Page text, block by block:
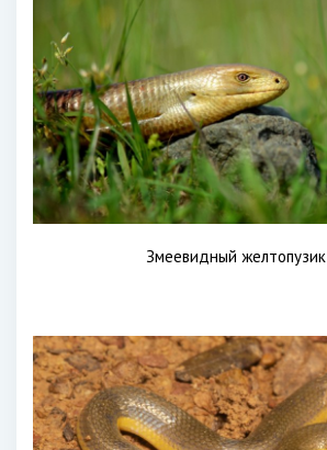
Змеевидный желтопузик